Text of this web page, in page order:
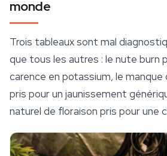
monde
Trois tableaux sont mal
que tous les autres : le nute burn
carence en potassium, le
pris pour un jaunissement
naturel de floraison pris pour une